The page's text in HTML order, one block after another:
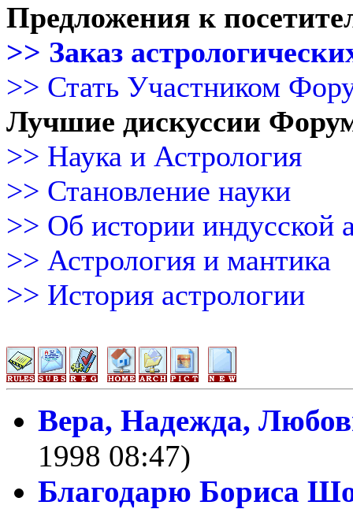
Предложения к
>> Заказ
>> Стать Участником
Лучшие дискуссии
>> Наука и Астрология
>> Становление науки
>> Об истории индусской
>> Астрология и мантика
>> История астрологии
Вера, Надежда,
1998 08:47)
Благодарю Бориса